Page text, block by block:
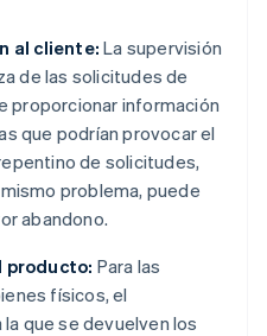
al cliente: La supervisión
de las solicitudes de
proporcionar información
que podrían provocar el
de solicitudes,
problema, puede
abandono.
producto: Para las
físicos, el
que se devuelven los